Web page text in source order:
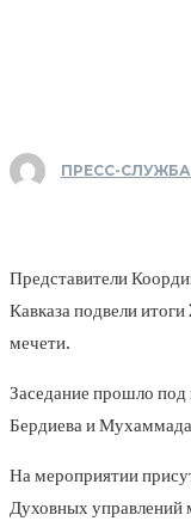
ПРЕСС-
Представители
Кавказа подвели
мечети.
Заседание прошло
Бердиева и
На мероприятии
Духовных управлений